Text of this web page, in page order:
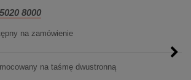
8000
na zamówienie
na taśmę dwustronną